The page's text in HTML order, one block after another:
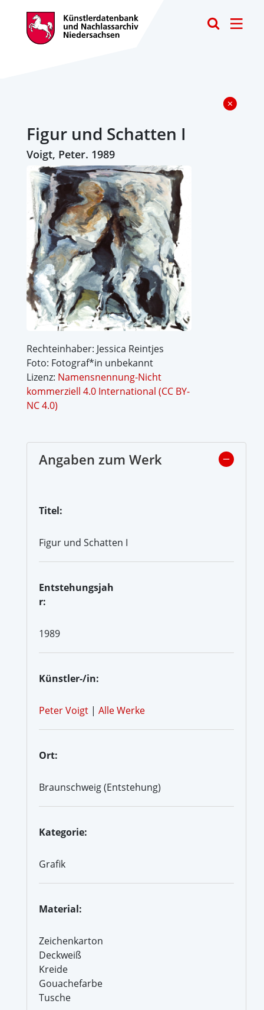
Figur und Schatten I
Voigt, Peter. 1989
Rechteinhaber: Jessica Reintjes
Foto: Fotograf*in unbekannt
Lizenz: Namensnennung-Nicht
kommerziell 4.0 International (CC BY-
NC 4.0)
Angaben zum Werk
Titel:
Figur und Schatten I
Entstehungsjah
r:
1989
Künstler-/in:
Peter Voigt | Alle Werke
Ort:
Braunschweig (Entstehung)
Kategorie:
Grafik
Material:
Zeichenkarton
Deckweiß
Kreide
Gouachefarbe
Tusche